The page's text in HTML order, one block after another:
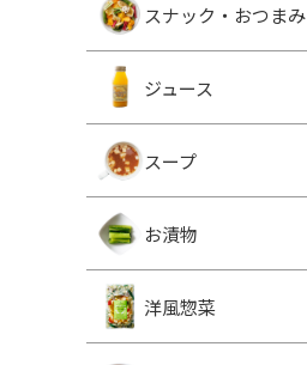
スナック・おつまみ
ジュース
スープ
お漬物
洋風惣菜